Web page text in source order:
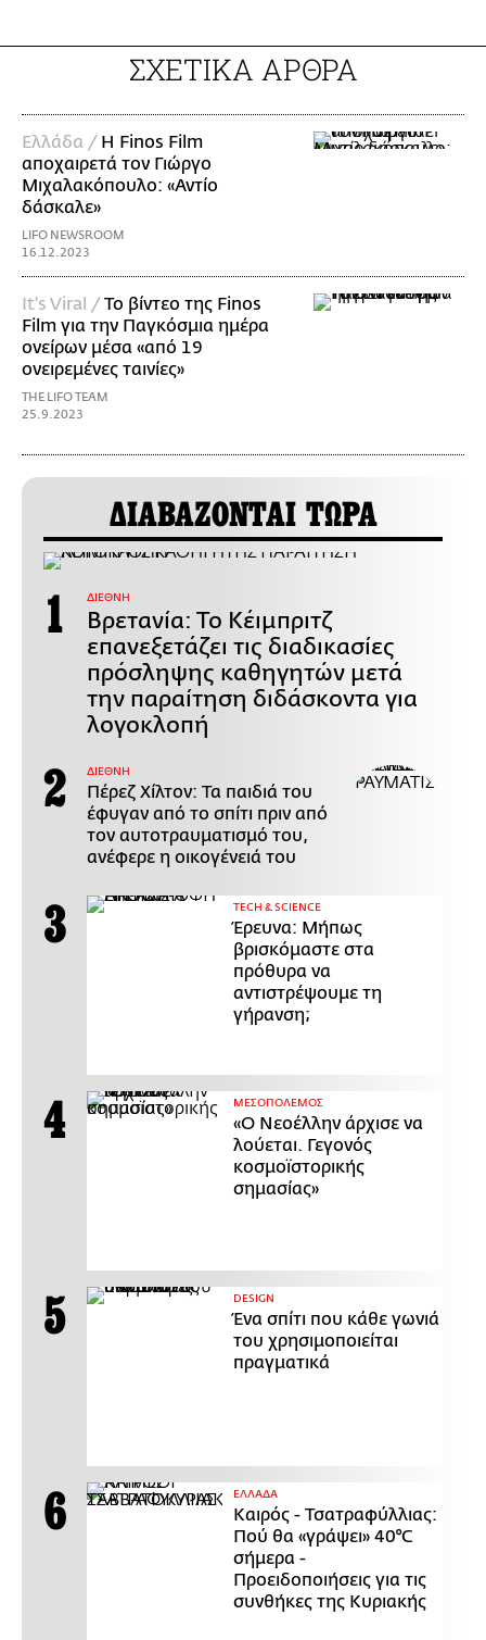
ΣΧΕΤΙΚΑ ΑΡΘΡΑ
Ελλάδα / Η Finos Film
αποχαιρετά τον Γιώργο
Μιχαλακόπουλο: «Αντίο
δάσκαλε»
LIFO NEWSROOM
16.12.2023
It's Viral /Το βίντεο της Finos
Film για την Παγκόσμια ημέρα
ονείρων μέσα «από 19
ονειρεμένες ταινίες»
THE LIFO TEAM
25.9.2023
ΔΙΑΒΑΖΟΝΤΑΙ ΤΩΡΑ
ΔΙΕΘΝΗ
Βρετανία: Το Κέιμπριτζ
επανεξετάζει τις διαδικασίες
πρόσληψης καθηγητών μετά
την παραίτηση διδάσκοντα για
λογοκλοπή
ΔΙΕΘΝΗ
Πέρεζ Χίλτον: Τα παιδιά του
έφυγαν από το σπίτι πριν από
τον αυτοτραυματισμό του,
ανέφερε η οικογένειά του
ΤECH & SCIENCE
Έρευνα: Μήπως
βρισκόμαστε στα
πρόθυρα να
αντιστρέψουμε τη
γήρανση;
ΜΕΣΟΠΟΛΕΜΟΣ
«Ο Νεοέλλην άρχισε να
λούεται. Γεγονός
κοσμοϊστορικής
σημασίας»
DESIGN
Ένα σπίτι που κάθε γωνιά
του χρησιμοποιείται
πραγματικά
ΕΛΛΑΔΑ
Καιρός - Τσατραφύλλιας:
Πού θα «γράψει» 40°C
σήμερα -
Προειδοποιήσεις για τις
συνθήκες της Κυριακής